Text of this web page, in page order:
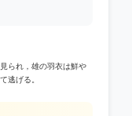
られ，雄の羽衣は鮮や
逃げる。